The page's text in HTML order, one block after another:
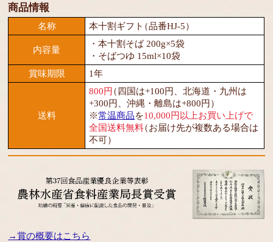
商品情報
名称 本十割ギフト（品番HJ-5）
内容量
・本十割そば 200g×5袋
・そばつゆ 15ml×10袋
賞味期限
1年
送料
800円（四国は+100円、北海道・九州は
+300円、沖縄・離島は+800円）
※常温商品を10,000円以上お買い上げで
全国送料無料（お届け先が複数ある場合は
不可）
→賞の概要はこちら